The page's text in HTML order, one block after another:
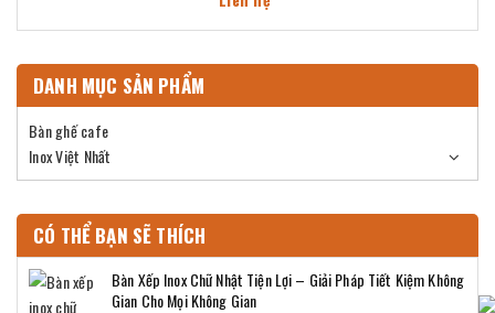
DANH MỤC SẢN PHẨM
Bàn ghế cafe
Inox Việt Nhất
CÓ THỂ BẠN SẼ THÍCH
Bàn Xếp Inox Chữ Nhật Tiện Lợi – Giải Pháp Tiết Kiệm Không
Gian Cho Mọi Không Gian